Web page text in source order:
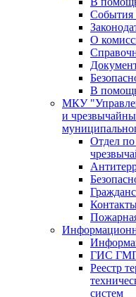
События
О
В
МКУ
и
Отдел
ГИС
Реестр
систем